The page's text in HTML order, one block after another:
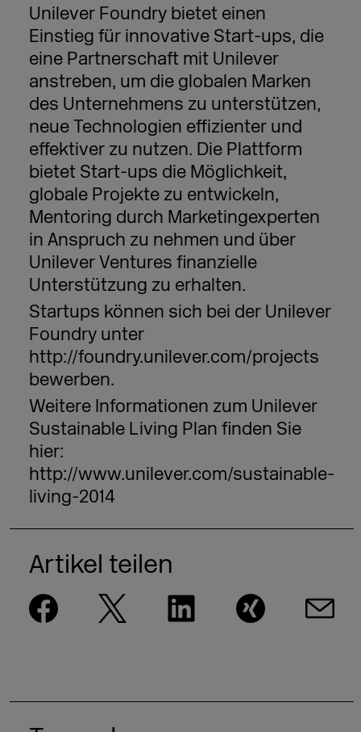
Unilever Foundry bietet einen
Einstieg für innovative Start-ups, die
eine Partnerschaft mit Unilever
anstreben, um die globalen Marken
des Unternehmens zu unterstützen,
neue Technologien effizienter und
effektiver zu nutzen. Die Plattform
bietet Start-ups die Möglichkeit,
globale Projekte zu entwickeln,
Mentoring durch Marketingexperten
in Anspruch zu nehmen und über
Unilever Ventures finanzielle
Unterstützung zu erhalten.
Startups können sich bei der Unilever
Foundry unter
http://foundry.unilever.com/projects
bewerben.
Weitere Informationen zum Unilever
Sustainable Living Plan finden Sie
hier:
http://www.unilever.com/sustainable-
living-2014
Artikel teilen